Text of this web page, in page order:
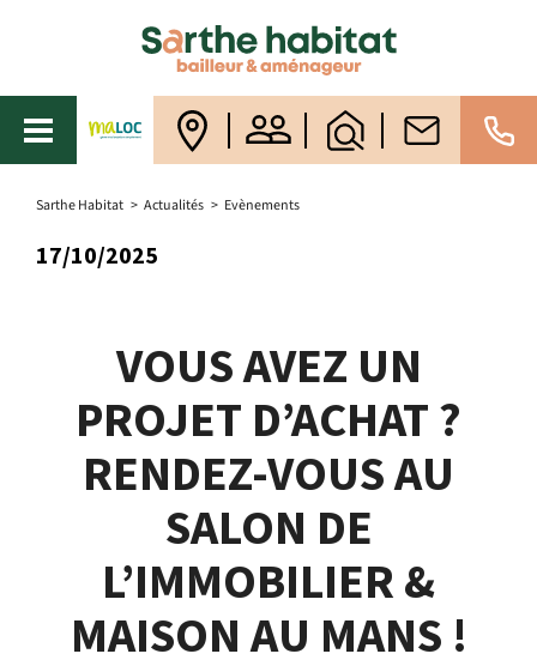
Sarthe Habitat > Actualités > Evènements
17/10/2025
VOUS AVEZ UN
PROJET D’ACHAT ?
RENDEZ-VOUS AU
SALON DE
L’IMMOBILIER &
MAISON AU MANS !